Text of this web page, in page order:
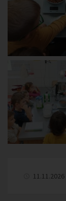
11.11.2026